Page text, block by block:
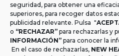
seguridad, para obtener una
superiores, para recoger datos
publicidad relevante. Pulsa "
o “RECHAZAR” para rechazarlas y
INFORMACIÓN” para conocer la
En el caso de rechazarlas, NEW
T.+34 954 219 597
 Dónde
Calle Monsalves 35